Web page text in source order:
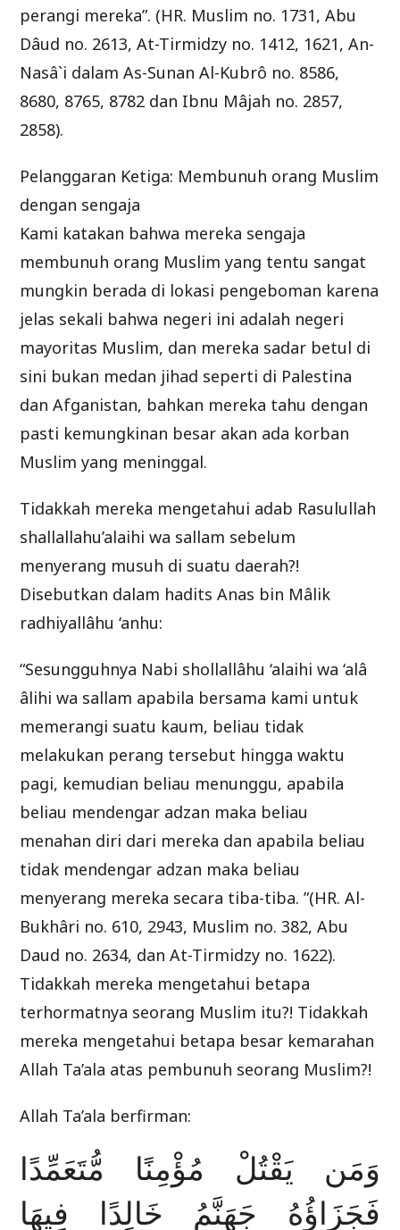
perangi mereka”. (HR. Muslim no. 1731, Abu
Dâud no. 2613, At-Tirmidzy no. 1412, 1621, An-
Nasâ`i dalam As-Sunan Al-Kubrô no. 8586,
8680, 8765, 8782 dan Ibnu Mâjah no. 2857,
2858).
Pelanggaran Ketiga: Membunuh orang Muslim
dengan sengaja
Kami katakan bahwa mereka sengaja
membunuh orang Muslim yang tentu sangat
mungkin berada di lokasi pengeboman karena
jelas sekali bahwa negeri ini adalah negeri
mayoritas Muslim, dan mereka sadar betul di
sini bukan medan jihad seperti di Palestina
dan Afganistan, bahkan mereka tahu dengan
pasti kemungkinan besar akan ada korban
Muslim yang meninggal.
Tidakkah mereka mengetahui adab Rasulullah
shallallahu’alaihi wa sallam sebelum
menyerang musuh di suatu daerah?!
Disebutkan dalam hadits Anas bin Mâlik
radhiyallâhu ‘anhu:
“Sesungguhnya Nabi shollallâhu ‘alaihi wa ‘alâ
âlihi wa sallam apabila bersama kami untuk
memerangi suatu kaum, beliau tidak
melakukan perang tersebut hingga waktu
pagi, kemudian beliau menunggu, apabila
beliau mendengar adzan maka beliau
menahan diri dari mereka dan apabila beliau
tidak mendengar adzan maka beliau
menyerang mereka secara tiba-tiba. ”(HR. Al-
Bukhâri no. 610, 2943, Muslim no. 382, Abu
Daud no. 2634, dan At-Tirmidzy no. 1622).
Tidakkah mereka mengetahui betapa
terhormatnya seorang Muslim itu?! Tidakkah
mereka mengetahui betapa besar kemarahan
Allah Ta’ala atas pembunuh seorang Muslim?!
Allah Ta’ala berfirman:
وَمَن يَقْتُلْ مُؤْمِنًا مُّتَعَمِّدًا
فَجَزَاؤُهُ جَهَنَّمُ خَالِدًا فِيهَا